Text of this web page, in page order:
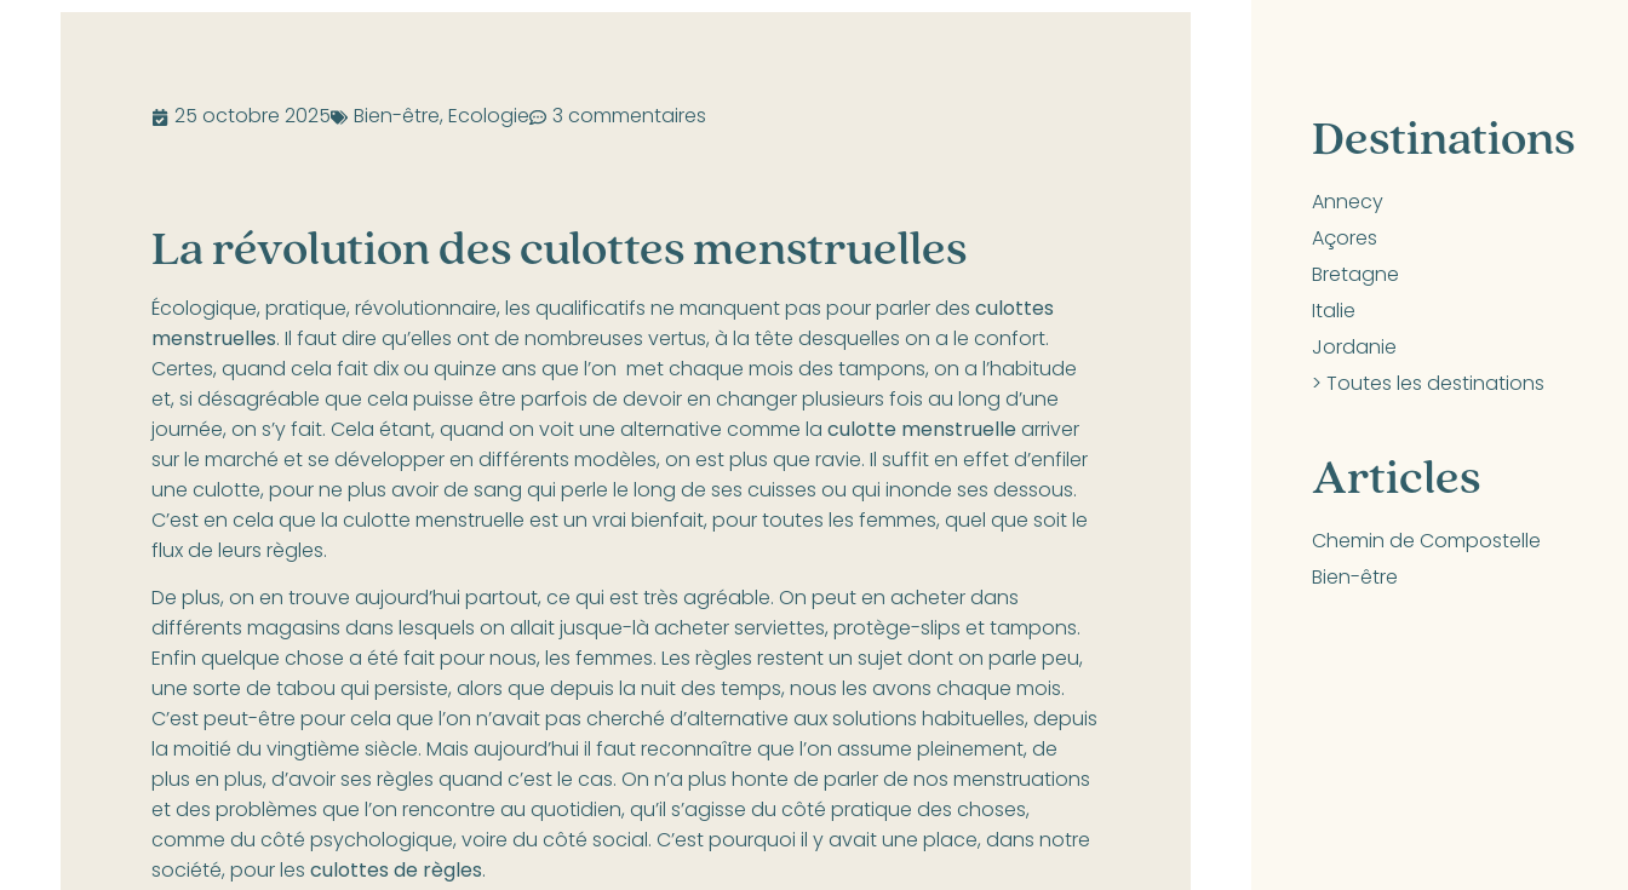
25 octobre 2025 Bien-être,Ecologie 3 commentaires
La révolution des culottes menstruelles
Écologique, pratique, révolutionnaire, les qualificatifs ne manquent pas pour parler desculottes
menstruelles. Il faut dire qu’elles ont de nombreuses vertus, à la tête desquelles on a le confort.
Certes, quand cela fait dix ou quinze ans que l’on met chaque mois des tampons, on a l’habitude
et, si désagréable que cela puisse être parfois de devoir en changer plusieurs fois au long d’une
journée, on s’y fait. Cela étant, quand on voit une alternative comme laculotte menstruellearriver
sur le marché et se développer en différents modèles, on est plus que ravie. Il suffit en effet d’enfiler
une culotte, pour ne plus avoir de sang qui perle le long de ses cuisses ou qui inonde ses dessous.
C’est en cela que la culotte menstruelle est un vrai bienfait, pour toutes les femmes, quel que soit le
flux de leurs règles.
De plus, on en trouve aujourd’hui partout, ce qui est très agréable. On peut en acheter dans
différents magasins dans lesquels on allait jusque-là acheter serviettes, protège-slips et tampons.
Enfin quelque chose a été fait pour nous, les femmes. Les règles restent un sujet dont on parle peu,
une sorte de tabou qui persiste, alors que depuis la nuit des temps, nous les avons chaque mois.
C’est peut-être pour cela que l’on n’avait pas cherché d’alternative aux solutions habituelles, depuis
la moitié du vingtième siècle. Mais aujourd’hui il faut reconnaître que l’on assume pleinement, de
plus en plus, d’avoir ses règles quand c’est le cas. On n’a plus honte de parler de nos menstruations
et des problèmes que l’on rencontre au quotidien, qu’il s’agisse du côté pratique des choses,
comme du côté psychologique, voire du côté social. C’est pourquoi il y avait une place, dans notre
société, pour lesculottes de règles.
Destinations
Annecy
Açores
Bretagne
Italie
Jordanie
> Toutes les destinations
Articles
Chemin de Compostelle
Bien-être